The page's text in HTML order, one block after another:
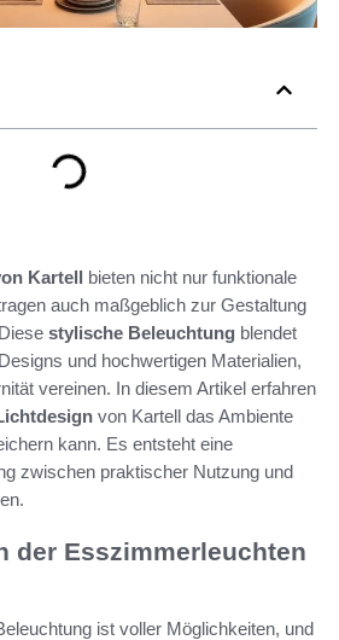
Kartell bieten nicht nur funktionale
auch maßgeblich zur Gestaltung
stylische Beleuchtung blendet
und hochwertigen Materialien,
vereinen. In diesem Artikel erfahren
von Kartell das Ambiente
kann. Es entsteht eine
zwischen praktischer Nutzung und
der Esszimmerleuchten
ist voller Möglichkeiten, und